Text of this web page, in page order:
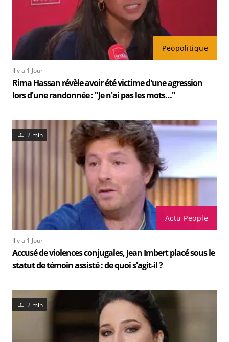
Peopolitique
Il y a 1 Jour
Rima Hassan révèle avoir été victime d'une agression
lors d'une randonnée : "Je n'ai pas les mots…"
Actu People
2 min
Il y a 1 Jour
Accusé de violences conjugales, Jean Imbert placé sous le
statut de témoin assisté : de quoi s'agit-il ?
2 min